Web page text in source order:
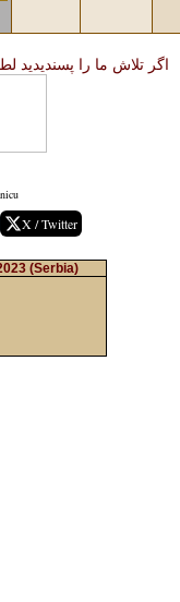
اگر تلاش ما را پسندیدید
X / Twitter
(Serbia)